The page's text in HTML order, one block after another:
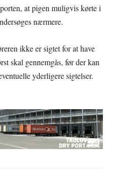
at pigen muligvis kørte i
nærmere.
ikke er sigtet for at have
skal gennemgås, før der kan
yderligere sigtelser.